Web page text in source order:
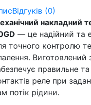
Відгуків (0)
накладний
— це надійний та
точного контролю
Виготовлений
правильне
реле при
потік рідини.